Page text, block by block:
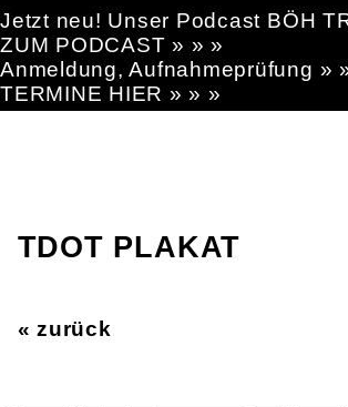
Jetzt neu! Unser Podcast BÖH
ZUM PODCAST » » »
Anmeldung, Aufnahmeprüfung »
TERMINE HIER » » »
TDOT PLAKAT
« zurück